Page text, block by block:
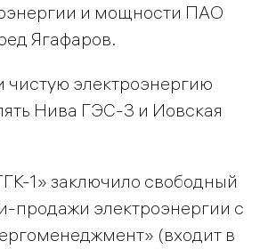
и мощности ПАО
Ягафаров.
чистую электроэнергию
Нива ГЭС-3 и Иовская
1» заключило свободный
продажи электроэнергии с
(входит в